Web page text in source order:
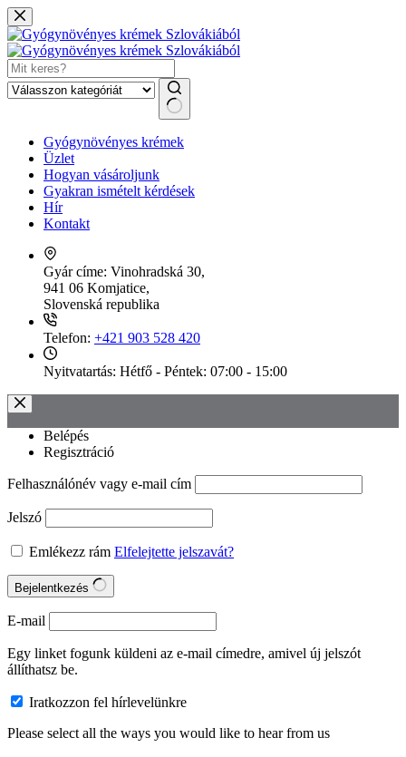
Skip
to
content
results Gyógynövényes krémek
Üzlet
Hogyan vásároljunk
Gyakran ismételt kérdések
Hír
Kontakt
Gyár címe: Vinohradská 30,
941 06 Komjatice,
Slovenská republika
Telefon: +421 903 528 420
Nyitvatartás: Hétfő - Péntek: 07:00 - 15:00
Belépés
Regisztráció
Felhasználónév vagy e-mail cím
Jelszó
Emlékezz rám Elfelejtette jelszavát?
Bejelentkezés
E-mail
Egy linket fogunk küldeni az e-mail címedre, amivel új jelszót
állíthatsz be.
Iratkozzon fel hírlevelünkre
Please select all the ways you would like to hear from us